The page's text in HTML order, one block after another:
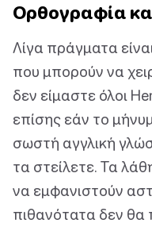
Ορθογραφία
Λίγα πράγματα
που μπορούν να
δεν είμαστε όλοι
επίσης εάν το
σωστή αγγλική
τα στείλετε. Τα
να εμφανιστούν
πιθανότατα δεν θα